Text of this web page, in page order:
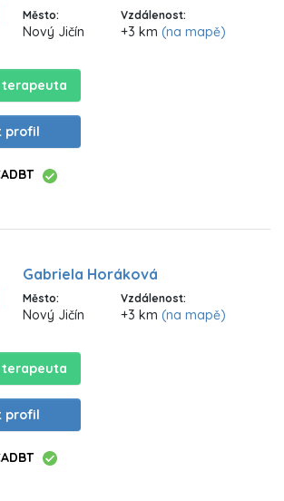
Město:
Nový Jičín
Vzdálenost:
+3 km (na mapě)
profil
Gabriela Horáková
Město:
Nový Jičín
Vzdálenost:
+3 km (na mapě)
profil